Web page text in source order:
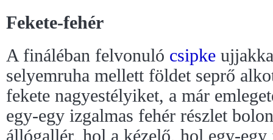
Fekete-fehér
A fináléban felvonuló csipke
selyemruha mellett földet seprő
fekete nagyestélyiket, a már
egy-egy izgalmas fehér részlet
állógallér, hol a kézelő, hol egy-